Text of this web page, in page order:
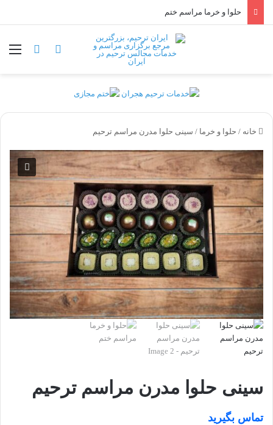
حلوا و خرما مراسم ختم
ورود
دیدن سبد
خانه / حلوا و خرما / سینی حلوا مدرن مراسم ترحیم
سینی حلوا مدرن مراسم ترحیم
تماس بگیرید